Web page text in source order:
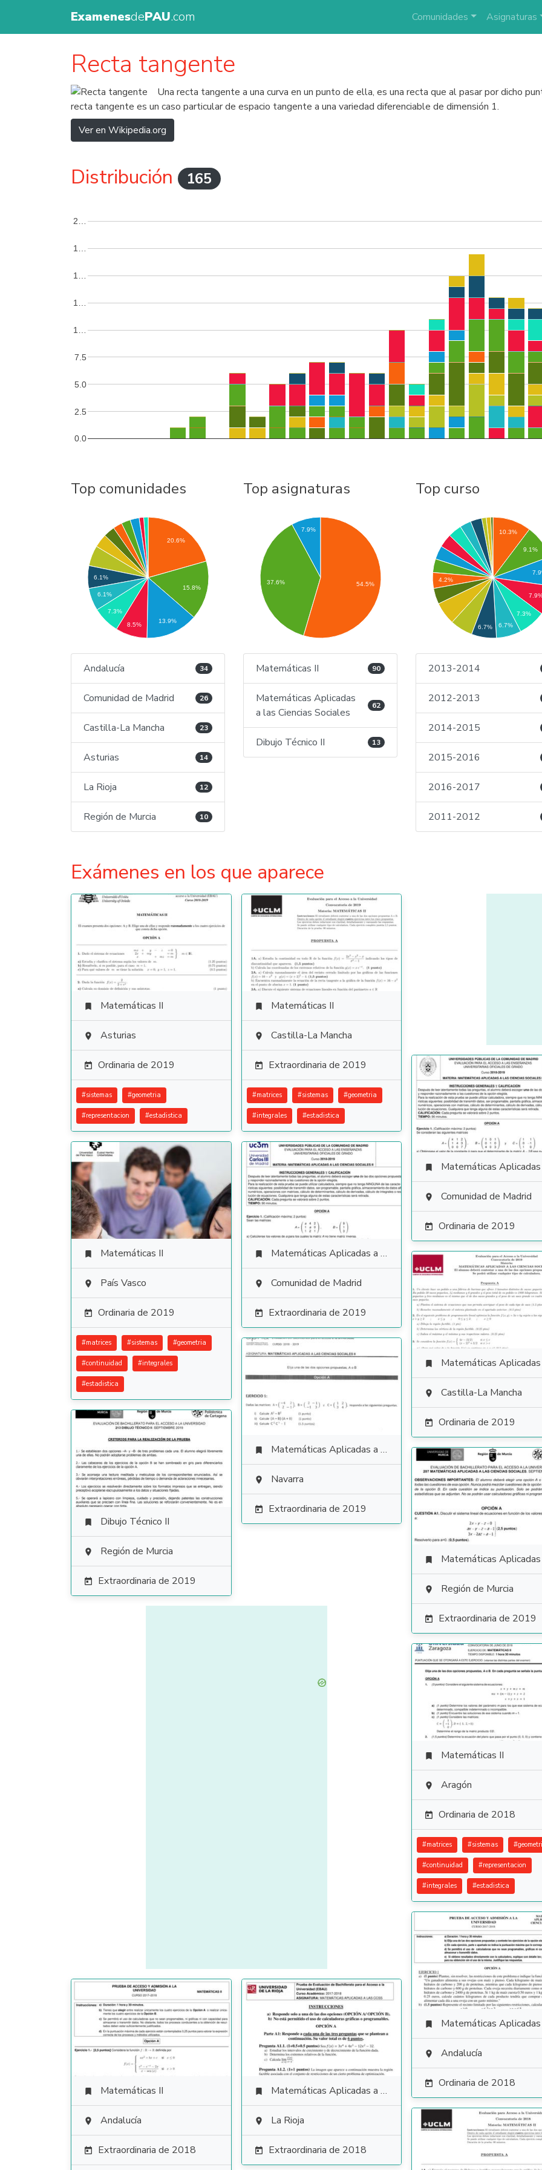
ExamenesdePAU.com Comunidades Asignaturas
Recta tangente
Una recta tangente a una curva en un punto de ella, es una recta que al pasar por dicho
recta tangente es un caso particular de espacio tangente a una variedad diferenciable de dimensión 1.
Ver en Wikipedia.org
Distribución 165
0.0
2.5
5.0
7.5
1…
1…
1…
1…
2…
Top comunidades
20.6%
15.8%
6.1%
6.1%
7.3%
8.5%
13.9%
Andalucía 34
Comunidad de Madrid 26
Castilla-La Mancha 23
Asturias 14
La Rioja 12
Región de Murcia 10
Top asignaturas
7.9%
37.6% 54.5%
Matemáticas II 90
Matemáticas Aplicadas
a las Ciencias Sociales
62
Dibujo Técnico II 13
Top curso
10.3%
9.1%
7.3%
6.7%
4.2%
6.7%
2013-2014
2012-2013
2014-2015
2015-2016
2016-2017
2011-2012
Exámenes en los que aparece
 Matemáticas II
 Asturias
 Ordinaria de 2019
#sistemas #geometria
#representacion #estadistica
 Matemáticas II
 Castilla-La Mancha
 Extraordinaria de 2019
#matrices #sistemas #geometria
#integrales #estadistica
 Matemáticas Aplicadas a las Ciencias
 Comunidad de Madrid
 Ordinaria de 2019
 Matemáticas II
 País Vasco
 Ordinaria de 2019
#matrices #sistemas #geometria
#continuidad #integrales
#estadistica
 Matemáticas Aplicadas a las Ciencias Sociales
 Comunidad de Madrid
 Extraordinaria de 2019
 Matemáticas Aplicadas a las Ciencias
 Castilla-La Mancha
 Ordinaria de 2019
 Matemáticas Aplicadas a las Ciencias Sociales
 Navarra
 Extraordinaria de 2019
 Dibujo Técnico II
 Región de Murcia
 Extraordinaria de 2019
 Matemáticas Aplicadas a las Ciencias
 Región de Murcia
 Extraordinaria de 2019
 Matemáticas II
 Aragón
 Ordinaria de 2018
#matrices #sistemas #
#continuidad #representacion
#integrales #estadistica
 Matemáticas Aplicadas a las Ciencias
 Andalucía
 Ordinaria de 2018
 Matemáticas II
 Andalucía
 Extraordinaria de 2018
 Matemáticas Aplicadas a las Ciencias Sociales
 La Rioja
 Extraordinaria de 2018